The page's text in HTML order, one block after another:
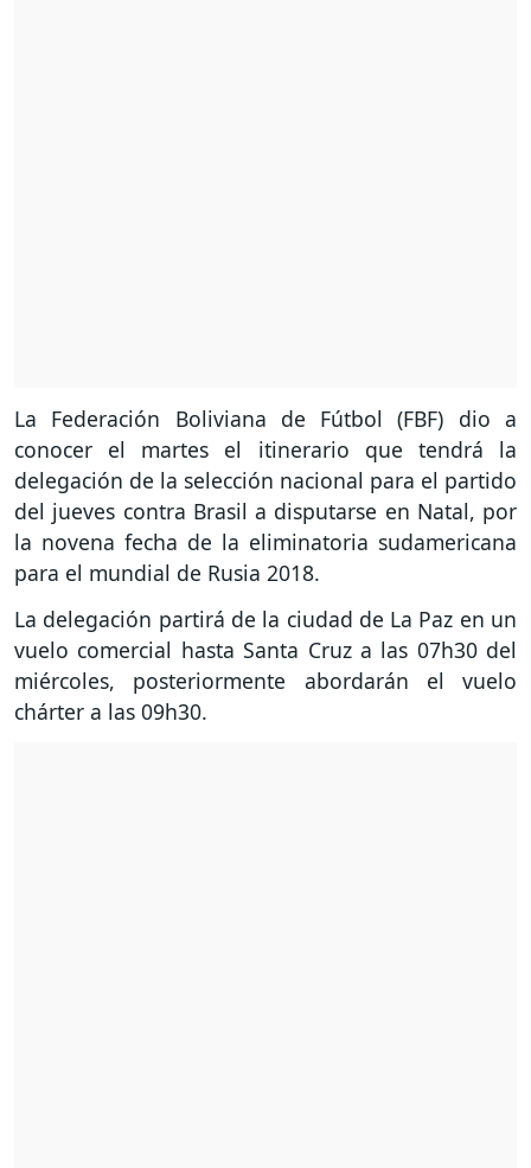
La Federación Boliviana de Fútbol (FBF) dio a
conocer el martes el itinerario que tendrá la
delegación de la selección nacional para el partido
del jueves contra Brasil a disputarse en Natal, por
la novena fecha de la eliminatoria sudamericana
para el mundial de Rusia 2018.
La delegación partirá de la ciudad de La Paz en un
vuelo comercial hasta Santa Cruz a las 07h30 del
miércoles, posteriormente abordarán el vuelo
chárter a las 09h30.